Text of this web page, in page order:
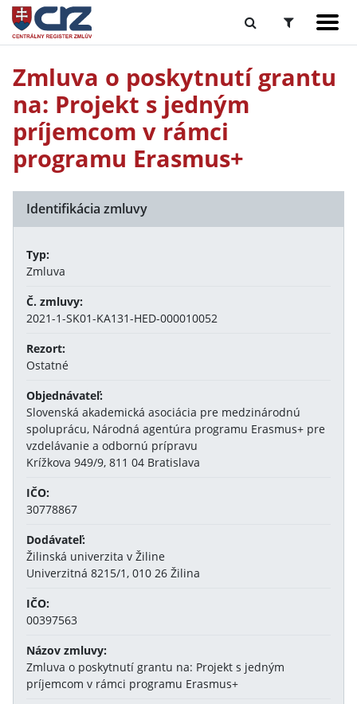
Zmluva o poskytnutí grantu
na: Projekt s jedným
príjemcom v rámci
programu Erasmus+
Identifikácia zmluvy
Typ:
Zmluva
Č. zmluvy:
2021-1-SK01-KA131-HED-000010052
Rezort:
Ostatné
Objednávateľ:
Slovenská akademická asociácia pre medzinárodnú
spoluprácu, Národná agentúra programu Erasmus+ pre
vzdelávanie a odbornú prípravu
Krížkova 949/9, 811 04 Bratislava
IČO:
30778867
Dodávateľ:
Žilinská univerzita v Žiline
Univerzitná 8215/1, 010 26 Žilina
IČO:
00397563
Názov zmluvy:
Zmluva o poskytnutí grantu na: Projekt s jedným
príjemcom v rámci programu Erasmus+